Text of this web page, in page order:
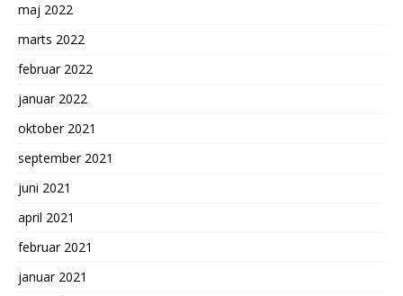
maj 2022
marts 2022
februar 2022
januar 2022
oktober 2021
september 2021
juni 2021
april 2021
februar 2021
januar 2021